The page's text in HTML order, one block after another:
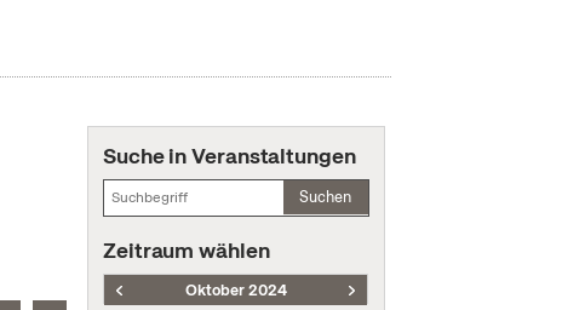
Suche in Veranstaltungen
Suchen
Zeitraum wählen
Oktober 2024